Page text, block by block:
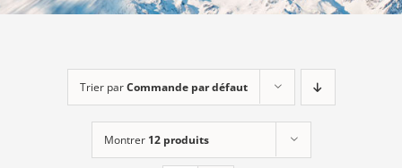
Trier parCommande par défaut
Montrer 12 produits